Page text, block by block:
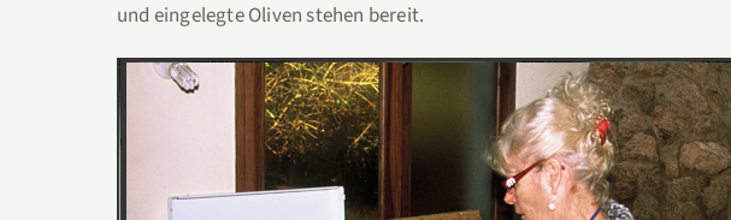
und eingelegte Oliven stehen bereit.